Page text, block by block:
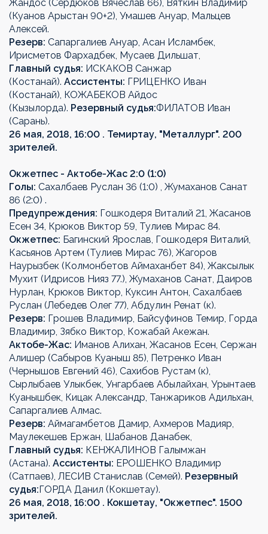
Жандос (Сердюков Вячеслав 66), Вяткин Владимир
(Куанов Арыстан 90+2), Умашев Ануар, Мальцев
Алексей.
Резерв: Сапаргалиев Ануар, Асан Исламбек,
Ирисметов Фархадбек, Мусаев Дильшат,
Главный судья: ИСКАКОВ Санжар
(Костанай). Ассистенты: ГРИЦЕНКО Иван
(Костанай), КОЖАБЕКОВ Айдос
(Кызылорда). Резервный судья:ФИЛАТОВ Иван
(Сарань).
26 мая, 2018, 16:00 . Темиртау, "Металлург". 200
зрителей.
Окжетпес - Актобе-Жас 2:0 (1:0)
Голы: Сахалбаев Руслан 36 (1:0) , Жумаханов Санат
86 (2:0) .
Предупреждения: Гошкодеря Виталий 21, Жасанов
Есен 34, Крюков Виктор 59, Тулиев Мирас 84.
Окжетпес: Багинский Ярослав, Гошкодеря Виталий,
Касьянов Артем (Тулиев Мирас 76), Жагоров
Наурызбек (Колмонбетов Аймаханбет 84), Жаксылык
Мухит (Идрисов Нияз 77.), Жумаханов Санат, Даиров
Нурлан, Крюков Виктор, Куксин Антон, Сахалбаев
Руслан (Лебедев Олег 77), Абдулин Ренат (к).
Резерв: Грошев Владимир, Байсуфинов Темир, Горда
Владимир, Зябко Виктор, Кожабай Акежан.
Актобе-Жас: Иманов Алихан, Жасанов Есен, Сержан
Алишер (Сабыров Куаныш 85), Петренко Иван
(Чернышов Евгений 46), Сахибов Рустам (к),
Сырлыбаев Улыкбек, Унгарбаев Абылайхан, Урынтаев
Куанышбек, Кицак Александр, Танжариков Адильхан,
Сапаргалиев Алмас.
Резерв: Аймагамбетов Дамир, Ахмеров Мадияр,
Маулекешев Ержан, Шабанов Данабек,
Главный судья: КЕНЖАЛИНОВ Галымжан
(Астана). Ассистенты: ЕРОШЕНКО Владимир
(Сатпаев), ЛЕСИВ Станислав (Семей). Резервный
судья:ГОРДА Данил (Кокшетау).
26 мая, 2018, 16:00 . Кокшетау, "Окжетпес". 1500
зрителей.